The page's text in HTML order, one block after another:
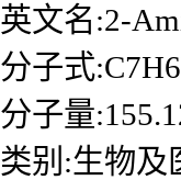
英文名:2-
分子式
分子量
类别:生物及